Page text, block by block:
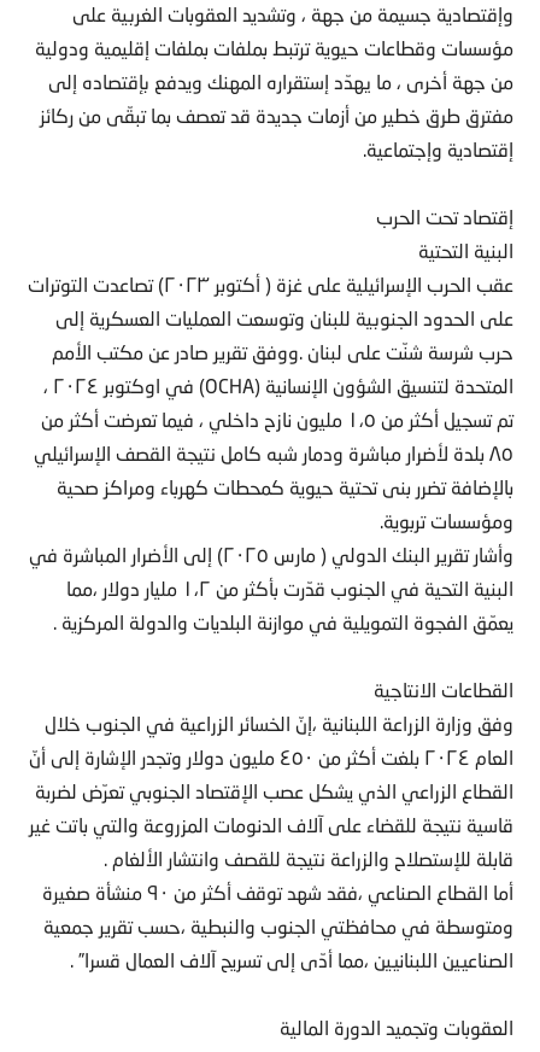
وإقتصادية جسيمة من جهة ، وتشديد العقوبات الغربية على
مؤسسات وقطاعات حيوية ترتبط بملفات بملفات إقليمية ودولية
من جهة أخرى ، ما يهدّد إستقراره المهنك ويدفع بإقتصاده إلى
مفترق طرق خطير من أزمات جديدة قد تعصف بما تبقّى من ركائز
إقتصادية وإجتماعية.
إقتصاد تحت الحرب
البنية التحتية
عقب الحرب الإسرائيلية على غزة ( أكتوبر ٢٠٢٣) تصاعدت التوترات
على الحدود الجنوبية للبنان وتوسعت العمليات العسكرية إلى
حرب شرسة شنّت على لبنان .ووفق تقرير صادر عن مكتب الأمم
المتحدة لتنسيق الشؤون الإنسانية (OCHA) في اوكتوبر ٢٠٢٤ ،
تم تسجيل أكثر من ١،٥ مليون نازح داخلي ، فيما تعرضت أكثر من
٨٥ بلدة لأضرار مباشرة ودمار شبه كامل نتيجة القصف الإسرائيلي
بالإضافة تضرر بنى تحتية حيوية كمحطات كهرباء ومراكز صحية
ومؤسسات تربوية.
وأشار تقرير البنك الدولي ( مارس ٢٠٢٥) إلى الأضرار المباشرة في
البنية التحية في الجنوب قدّرت بأكثر من ١،٢ مليار دولار ،مما
يعمّق الفجوة التمويلية في موازنة البلديات والدولة المركزية .
القطاعات الانتاجية
وفق وزارة الزراعة اللبنانية ،إنّ الخسائر الزراعية في الجنوب خلال
العام ٢٠٢٤ بلغت أكثر من ٤٥٠ مليون دولار وتجدر الإشارة إلى أنّ
القطاع الزراعي الذي يشكل عصب الإقتصاد الجنوبي تعرّض لضربة
قاسية نتيجة للقضاء على آلاف الدنومات المزروعة والتي باتت غير
قابلة للإستصلاح والزراعة نتيجة للقصف وانتشار الألغام .
أما القطاع الصناعي ،فقد شهد توقف أكثر من ٩٠ منشأة صغيرة
ومتوسطة في محافظتي الجنوب والنبطية ،حسب تقرير جمعية
الصناعيين اللبنانيين ،مما أدّى إلى تسريح آلاف العمال قسرا” .
العقوبات وتجميد الدورة المالية